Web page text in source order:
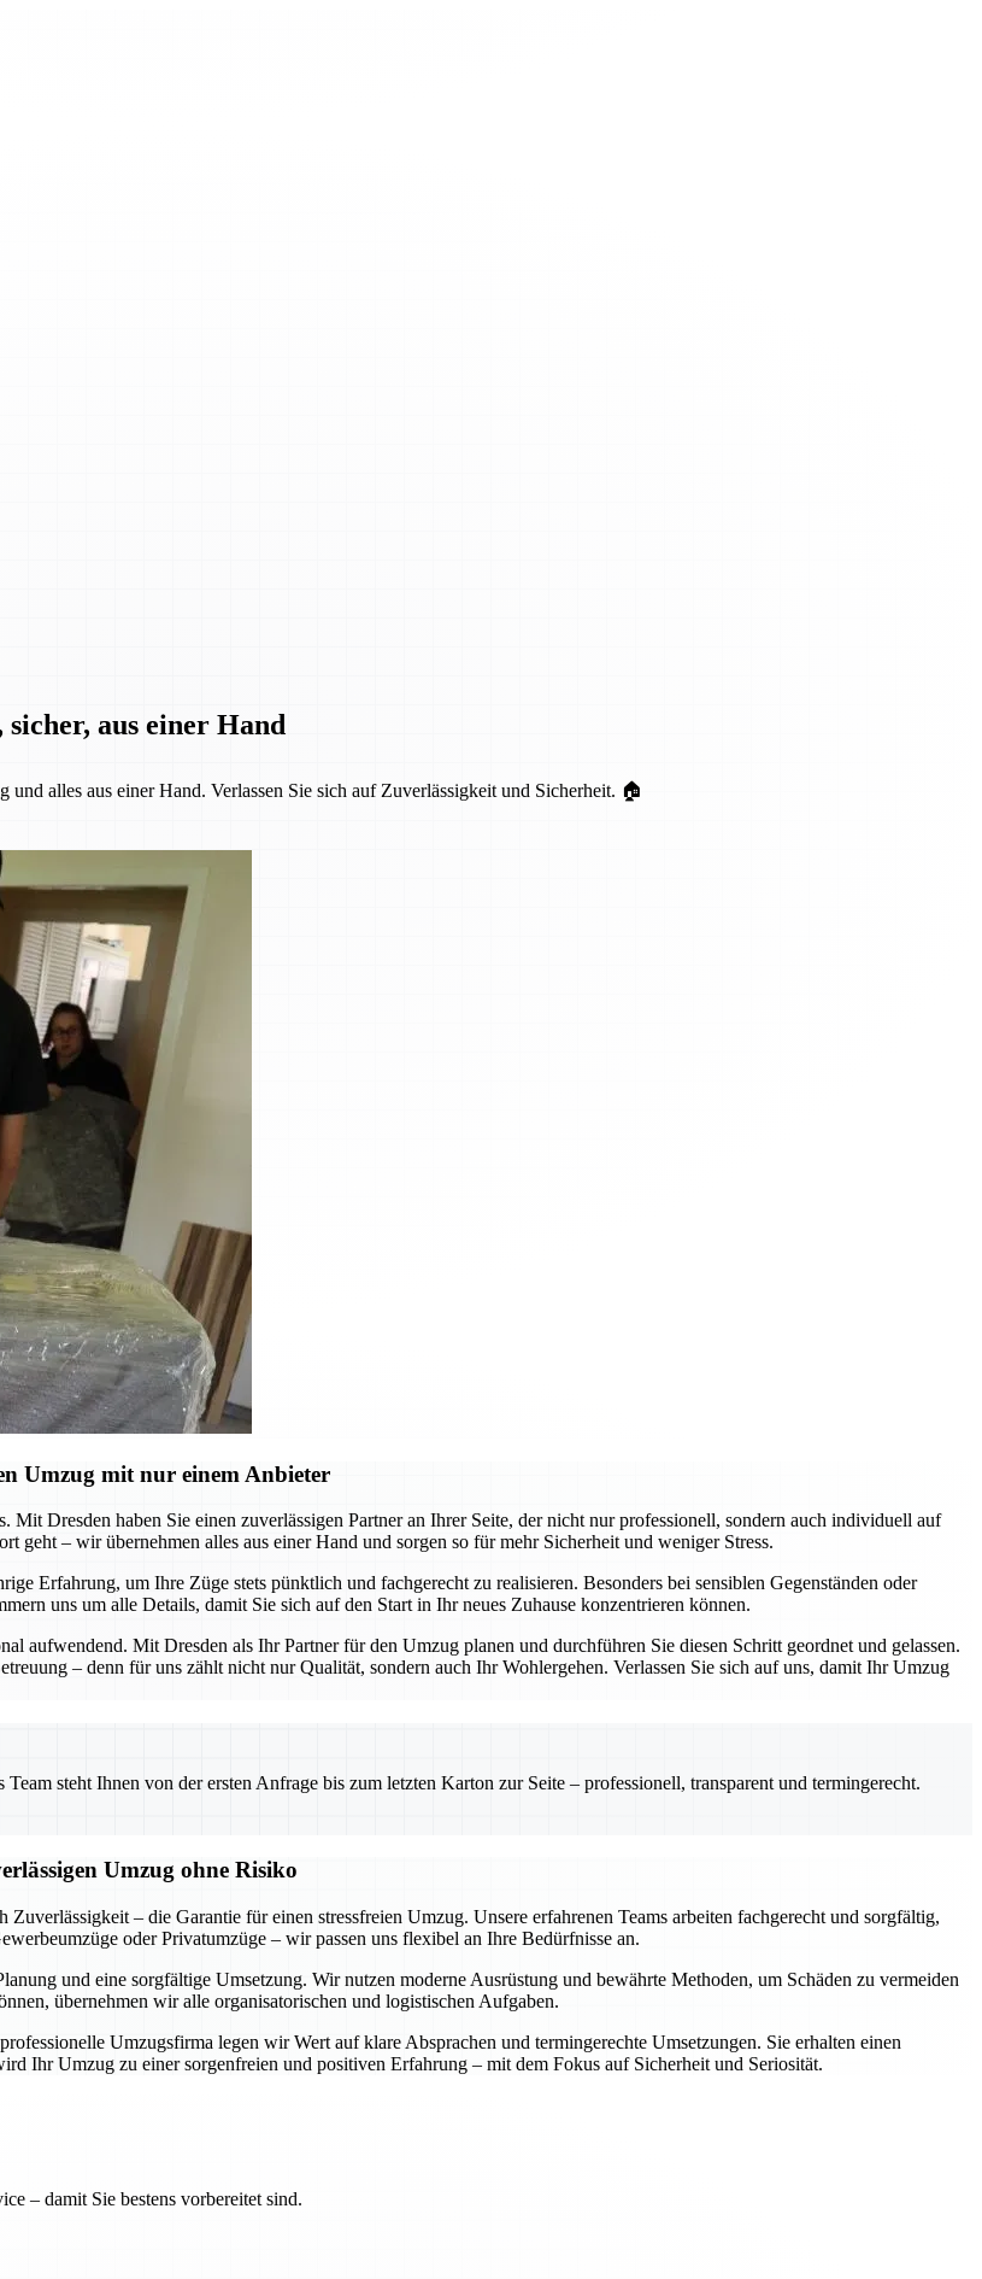
aus einer Hand
alles aus einer Hand. Verlassen Sie sich auf Zuverlässigkeit und Sicherheit. 🏠
Umzug mit nur einem Anbieter
Dresden haben Sie einen zuverlässigen Partner an Ihrer Seite, der nicht nur professionell, sondern auch individuell auf
geht – wir übernehmen alles aus einer Hand und sorgen so für mehr Sicherheit und weniger Stress.
Erfahrung, um Ihre Züge stets pünktlich und fachgerecht zu realisieren. Besonders bei sensiblen Gegenständen oder
uns um alle Details, damit Sie sich auf den Start in Ihr neues Zuhause konzentrieren können.
aufwendend. Mit Dresden als Ihr Partner für den Umzug planen und durchführen Sie diesen Schritt geordnet und gelassen.
– denn für uns zählt nicht nur Qualität, sondern auch Ihr Wohlergehen. Verlassen Sie sich auf uns, damit Ihr Umzug
steht Ihnen von der ersten Anfrage bis zum letzten Karton zur Seite – professionell, transparent und termingerecht.
Umzug ohne Risiko
– die Garantie für einen stressfreien Umzug. Unsere erfahrenen Teams arbeiten fachgerecht und sorgfältig,
oder Privatumzüge – wir passen uns flexibel an Ihre Bedürfnisse an.
und eine sorgfältige Umsetzung. Wir nutzen moderne Ausrüstung und bewährte Methoden, um Schäden zu vermeiden
übernehmen wir alle organisatorischen und logistischen Aufgaben.
Umzugsfirma legen wir Wert auf klare Absprachen und termingerechte Umsetzungen. Sie erhalten einen
Ihr Umzug zu einer sorgenfreien und positiven Erfahrung – mit dem Fokus auf Sicherheit und Seriosität.
– damit Sie bestens vorbereitet sind.